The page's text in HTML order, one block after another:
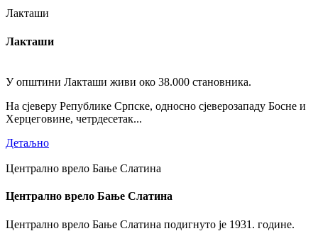
Лакташи
Лакташи
У општини Лакташи живи око 38.000 становника.
На сјеверу Републике Српске, односно сјеверозападу Босне и
Херцеговине, четрдесетак...
Детаљно
Централно врело Бање Слатина
Централно врело Бање Слатина
Централно врело Бање Слатина подигнуто је 1931. године.